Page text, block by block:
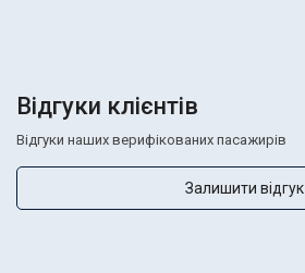
Відгуки клієнтів
Відгуки наших верифікованих пасажирів
Залишити відгук